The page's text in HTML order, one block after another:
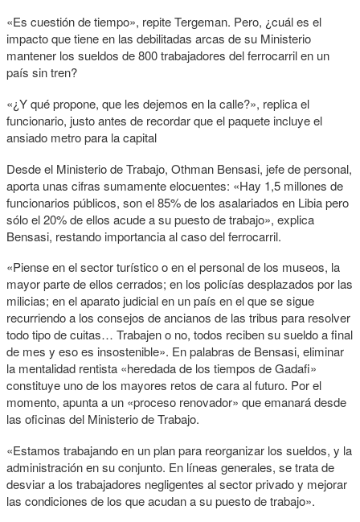
«Es cuestión de tiempo», repite Tergeman. Pero, ¿cuál es el
impacto que tiene en las debilitadas arcas de su Ministerio
mantener los sueldos de 800 trabajadores del ferrocarril en un
país sin tren?
«¿Y qué propone, que les dejemos en la calle?», replica el
funcionario, justo antes de recordar que el paquete incluye el
ansiado metro para la capital
Desde el Ministerio de Trabajo, Othman Bensasi, jefe de personal,
aporta unas cifras sumamente elocuentes: «Hay 1,5 millones de
funcionarios públicos, son el 85% de los asalariados en Libia pero
sólo el 20% de ellos acude a su puesto de trabajo», explica
Bensasi, restando importancia al caso del ferrocarril.
«Piense en el sector turístico o en el personal de los museos, la
mayor parte de ellos cerrados; en los policías desplazados por las
milicias; en el aparato judicial en un país en el que se sigue
recurriendo a los consejos de ancianos de las tribus para resolver
todo tipo de cuitas… Trabajen o no, todos reciben su sueldo a final
de mes y eso es insostenible». En palabras de Bensasi, eliminar
la mentalidad rentista «heredada de los tiempos de Gadafi»
constituye uno de los mayores retos de cara al futuro. Por el
momento, apunta a un «proceso renovador» que emanará desde
las oficinas del Ministerio de Trabajo.
«Estamos trabajando en un plan para reorganizar los sueldos, y la
administración en su conjunto. En líneas generales, se trata de
desviar a los trabajadores negligentes al sector privado y mejorar
las condiciones de los que acudan a su puesto de trabajo».